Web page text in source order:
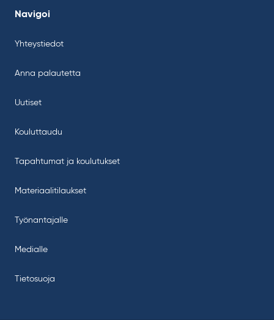
Navigoi
Yhteystiedot
Anna palautetta
Uutiset
Kouluttaudu
Tapahtumat ja koulutukset
Materiaalitilaukset
Työnantajalle
Medialle
Tietosuoja